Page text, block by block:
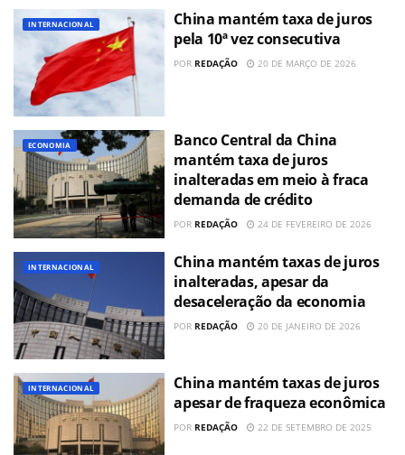
INTERNACIONAL
China mantém taxa de juros
pela 10ª vez consecutiva
POR REDAÇÃO 20 DE MARÇO DE 2026
ECONOMIA
Banco Central da China
mantém taxa de juros
inalteradas em meio à fraca
demanda de crédito
POR REDAÇÃO 24 DE FEVEREIRO DE 2026
INTERNACIONAL
China mantém taxas de juros
inalteradas, apesar da
desaceleração da economia
POR REDAÇÃO 20 DE JANEIRO DE 2026
INTERNACIONAL
China mantém taxas de juros
apesar de fraqueza econômica
POR REDAÇÃO 22 DE SETEMBRO DE 2025